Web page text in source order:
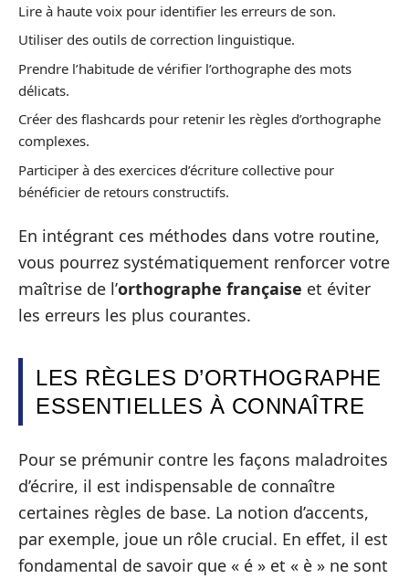
Lire à haute voix pour identifier les erreurs de son.
Utiliser des outils de correction linguistique.
Prendre l’habitude de vérifier l’orthographe des mots
délicats.
Créer des flashcards pour retenir les règles d’orthographe
complexes.
Participer à des exercices d’écriture collective pour
bénéficier de retours constructifs.
En intégrant ces méthodes dans votre routine,
vous pourrez systématiquement renforcer votre
maîtrise de l’orthographe française et éviter
les erreurs les plus courantes.
LES RÈGLES D’ORTHOGRAPHE
ESSENTIELLES À CONNAÎTRE
Pour se prémunir contre les façons maladroites
d’écrire, il est indispensable de connaître
certaines règles de base. La notion d’accents,
par exemple, joue un rôle crucial. En effet, il est
fondamental de savoir que « é » et « è » ne sont